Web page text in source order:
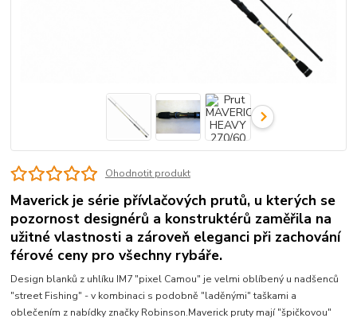
Ohodnotit produkt
Maverick je série přívlačových prutů, u kterých se
pozornost designérů a konstruktérů zaměřila na
užitné vlastnosti a zároveň eleganci při zachování
férové ceny pro všechny rybáře.
Design blanků z uhlíku IM7 "pixel Camou" je velmi oblíbený u nadšenců
"street Fishing" - v kombinaci s podobně "laděnými" taškami a
oblečením z nabídky značky Robinson.Maverick pruty mají "špičkovou"